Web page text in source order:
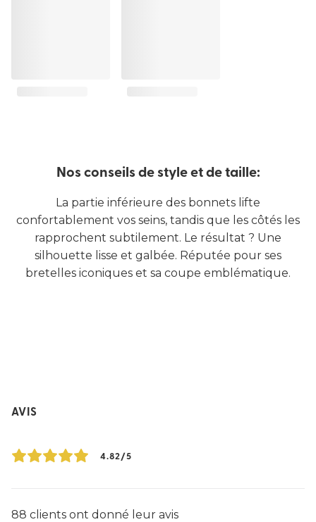
Nos conseils de style et de taille:
La partie inférieure des bonnets lifte
confortablement vos seins, tandis que les côtés les
rapprochent subtilement. Le résultat ? Une
silhouette lisse et galbée. Réputée pour ses
bretelles iconiques et sa coupe emblématique.
AVIS
4.82/5
88 clients ont donné leur avis